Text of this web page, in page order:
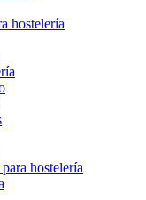
hostelería
hostelería